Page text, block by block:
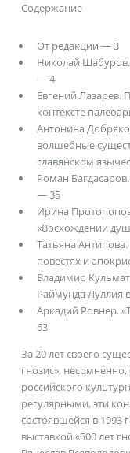
Содержание
От редакции — 3
Николай
— 4
Евгений Лазарев.
контексте
Антонина
волшебные
славянском
Роман
— 35
Ирина
«Восхождении
Татьяна
повестях и
Владимир
Раймунда Луллия
Аркадий Ровнер.
63
За 20 лет своего
гнозис»,
российского
регулярными, эти
состоявшейся в
выставкой «500 лет